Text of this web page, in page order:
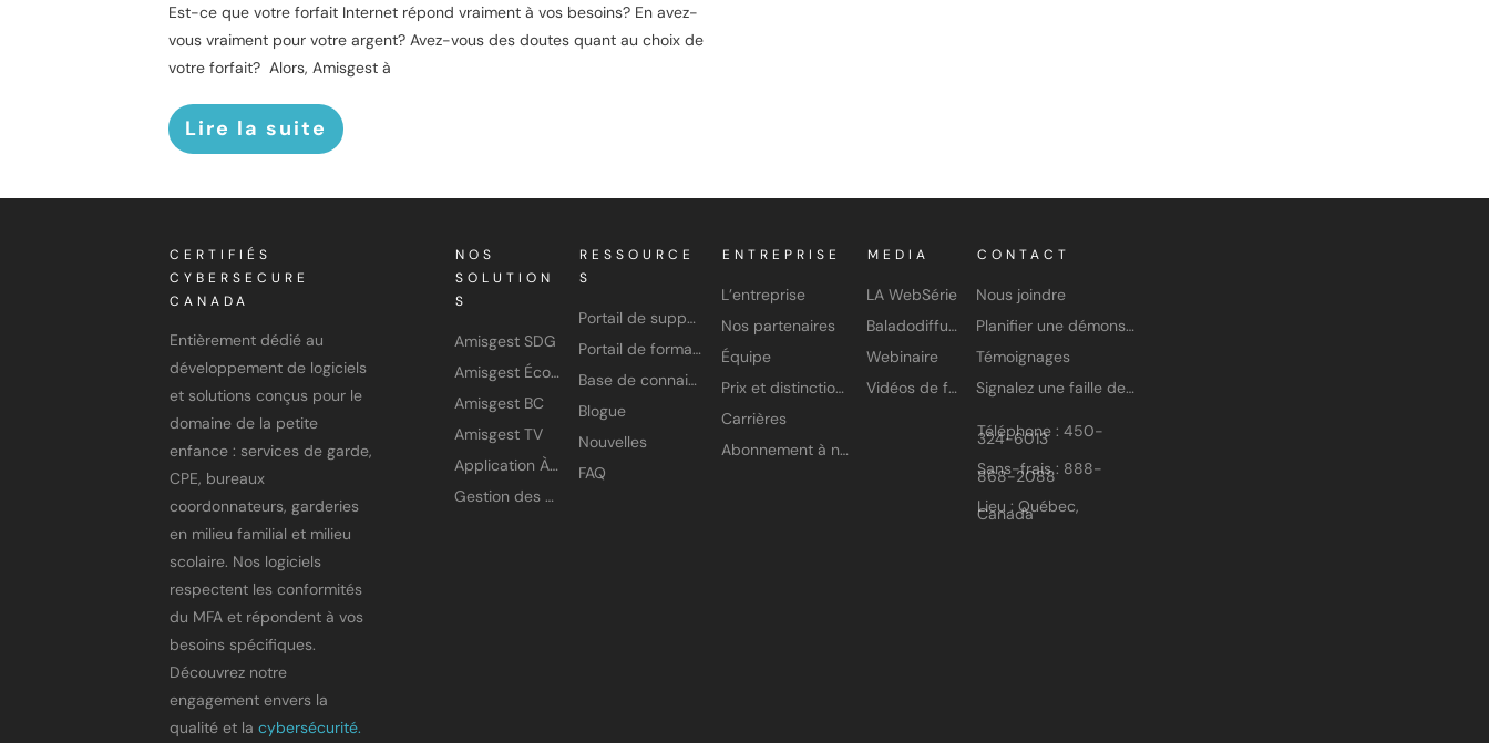
Est-ce que votre forfait Internet répond vraiment à vos besoins? En avez-
vous vraiment pour votre argent? Avez-vous des doutes quant au choix de
votre forfait? Alors, Amisgest à
Lire la suite
CERTIFIÉS
CYBERSECURE
CANADA
Entièrement dédié au
développement de logiciels
et solutions conçus pour le
domaine de la petite
enfance : services de garde,
CPE, bureaux
coordonnateurs, garderies
en milieu familial et milieu
scolaire. Nos logiciels
respectent les conformités
du MFA et répondent à vos
besoins spécifiques.
Découvrez notre
engagement envers la
qualité et la cybersécurité.
NOS
SOLUTION
S
Amisgest SDG
Amisgest École
Amisgest BC
Amisgest TV
Application À petits pas
Gestion des accès
RESSOURCE
S
Portail de support
Portail de formation
Base de connaissances
Blogue
Nouvelles
FAQ
ENTREPRISE
L’entreprise
Nos partenaires
Équipe
Prix et distinctions
Carrières
Abonnement à nos infolettres
MEDIA
LA WebSérie
Baladodiffusion
Webinaire
Vidéos de formation
CONTACT
Nous joindre
Planifier une démonstration
Témoignages
Signalez une faille de sécurité
Téléphone : 450-
324-6013
Sans-frais : 888-
868-2088
Lieu : Québec,
Canada